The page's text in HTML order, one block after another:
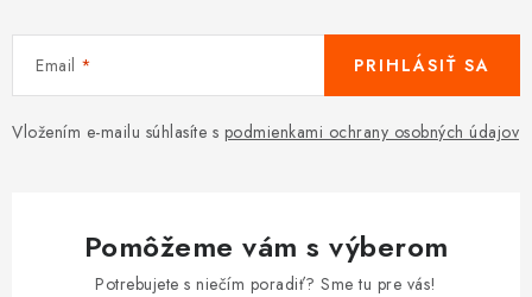
Email
Vložením e-mailu súhlasíte s podmienkami ochrany osobných údajov
PRIHLÁSIŤ SA
Pomôžeme vám s výberom
Potrebujete s niečím poradiť? Sme tu pre vás!